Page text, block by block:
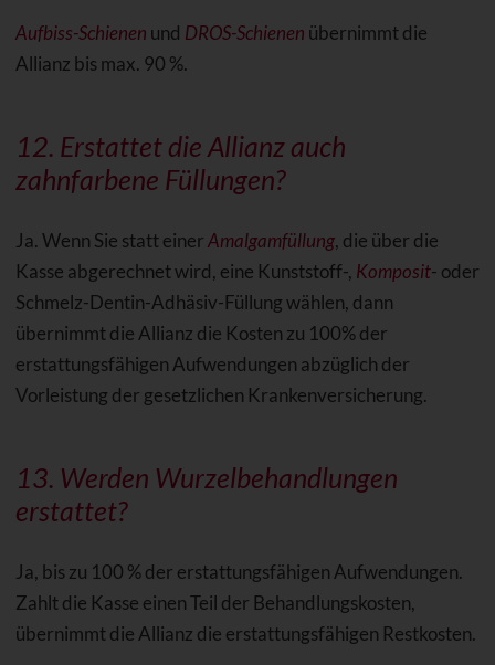
Aufbiss-Schienen und DROS-Schienen übernimmt die
Allianz bis max. 90 %.
12. Erstattet die Allianz auch
zahnfarbene Füllungen?
Ja. Wenn Sie statt einerAmalgamfüllung, die über die
Kasse abgerechnet wird, eine Kunststoff-, Komposit- oder
Schmelz-Dentin-Adhäsiv-Füllung wählen, dann
übernimmt die Allianz die Kosten zu 100% der
erstattungsfähigen Aufwendungen abzüglich der
Vorleistung der gesetzlichen Krankenversicherung.
13. Werden Wurzelbehandlungen
erstattet?
Ja, bis zu 100 % der erstattungsfähigen Aufwendungen.
Zahlt die Kasse einen Teil der Behandlungskosten,
übernimmt die Allianz die erstattungsfähigen Restkosten.